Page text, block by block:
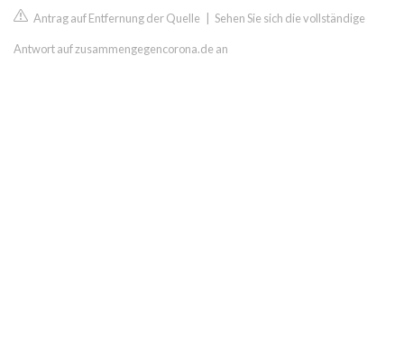
Antrag auf Entfernung der Quelle Sehen Sie sich die vollständige
Antwort auf zusammengegencorona.de an